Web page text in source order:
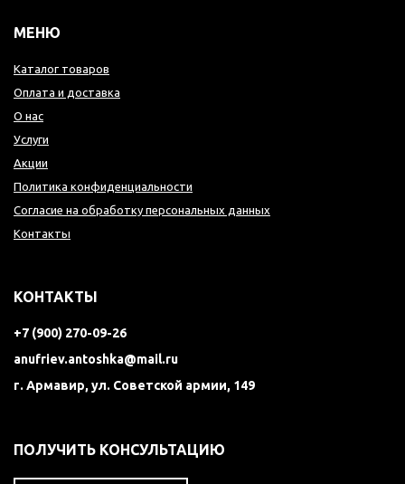
МЕНЮ
Каталог товаров
Оплата и доставка
О нас
Услуги
Акции
Политика конфиденциальности
Согласие на обработку персональных данных
Контакты
КОНТАКТЫ
+7 (900) 270-09-26
anufriev.antoshka@mail.ru
г. Армавир, ул. Советской армии, 149
ПОЛУЧИТЬ КОНСУЛЬТАЦИЮ